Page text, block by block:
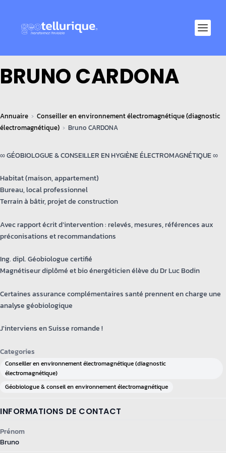
BRUNO CARDONA
Annuaire
Conseiller en environnement électromagnétique (diagnostic
électromagnétique)
Bruno CARDONA
∞ GÉOBIOLOGUE & CONSEILLER EN HYGIÈNE ÉLECTROMAGNÉTIQUE ∞
Habitat (maison, appartement)
Bureau, local professionnel
Terrain à bâtir, projet de construction
Avec rapport écrit d’intervention : relevés, mesures, références aux
préconisations et recommandations
Ing. dipl. Géobiologue certifié
Magnétiseur diplômé et bio énergéticien élève du Dr Luc Bodin
Certaines assurance complémentaires santé prennent en charge une
analyse géobiologique
J'interviens en Suisse romande !
Categories
Conseiller en environnement électromagnétique (diagnostic
électromagnétique)
Géobiologue & conseil en environnement électromagnétique
INFORMATIONS DE CONTACT
Prénom
Bruno